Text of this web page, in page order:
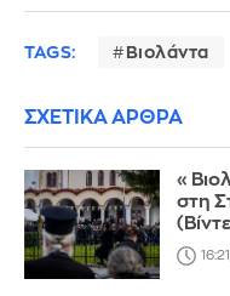
TAGS: Βιολάντα
ΣΧΕΤΙΚΑ ΑΡΘΡΑ
στη